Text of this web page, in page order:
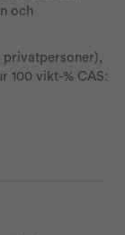
och
privatpersoner),
100 vikt-% CAS: